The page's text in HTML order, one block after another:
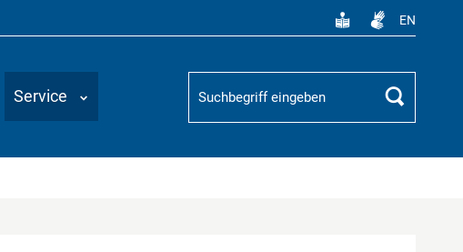
EN
Service
Suchbegriff
Suchen